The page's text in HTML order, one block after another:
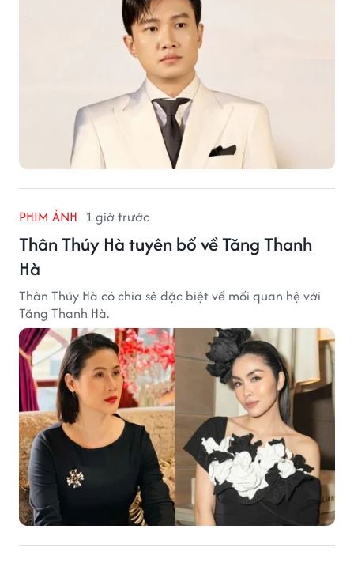
PHIM ẢNH 1 giờ trước
Thân Thúy Hà tuyên bố về Tăng Thanh
Hà
Thân Thúy Hà có chia sẻ đặc biệt về mối quan hệ với
Tăng Thanh Hà.